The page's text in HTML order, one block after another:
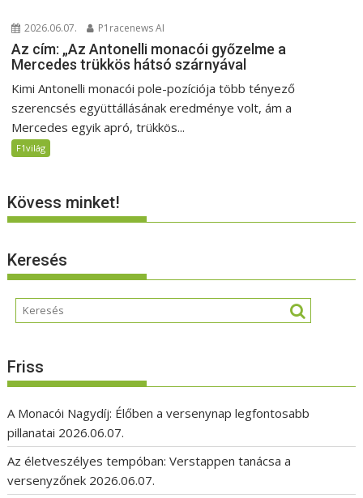
2026.06.07. P1racenews AI
Az cím: „Az Antonelli monacói győzelme a
Mercedes trükkös hátsó szárnyával
Kimi Antonelli monacói pole-pozíciója több tényező
szerencsés együttállásának eredménye volt, ám a
Mercedes egyik apró, trükkös...
F1világ
Kövess minket!
Keresés
Friss
A Monacói Nagydíj: Élőben a versenynap legfontosabb
pillanatai 2026.06.07.
Az életveszélyes tempóban: Verstappen tanácsa a
versenyzőnek 2026.06.07.